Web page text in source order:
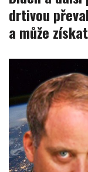
drtivou
a může